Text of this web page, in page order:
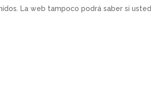
La web tampoco podrá saber si usted